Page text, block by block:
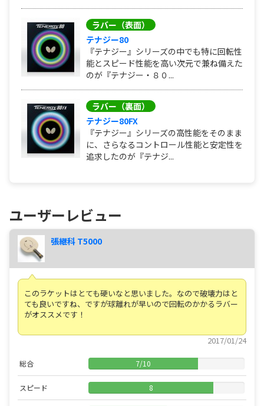
ラバー（表面）
テナジー80
『テナジー』シリーズの中でも特に回転性
能とスピード性能を高い次元で兼ね備えた
のが『テナジー・８０...
ラバー（裏面）
テナジー80FX
『テナジー』シリーズの高性能をそのまま
に、さらなるコントロール性能と安定性を
追求したのが『テナジ...
ユーザーレビュー
張継科 T5000
このラケットはとても硬いなと思いました。なので破壊力はと
ても良いですね、ですが球離れが早いので回転のかかるラバー
がオススメです！
2017/01/24
総合 7/10
スピード 8